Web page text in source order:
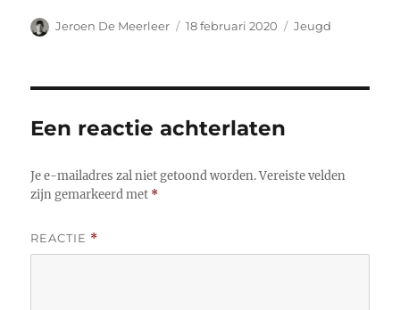
Auteur
Jeroen De Meerleer
Gepubliceerd
18 februari 2020 Categorieën
Jeugd
Een reactie achterlaten
Je e-mailadres zal niet getoond worden. Vereiste velden
zijn gemarkeerd met *
REACTIE *